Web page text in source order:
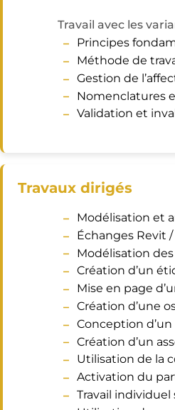
Travail avec les
Principes
Méthode de
Gestion de
Nomenclatures
Validation et
Travaux dirigés
Modélisation et
Échanges Revit
Modélisation
Création d’un
Mise en page
Création d’une
Conception
Création d’un
Utilisation de la
Activation du
Travail